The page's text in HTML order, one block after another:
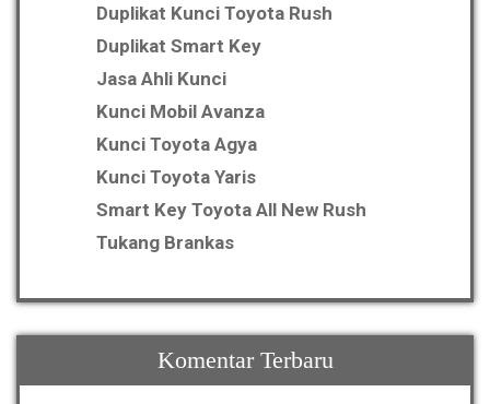
Duplikat Kunci Toyota Rush
Duplikat Smart Key
Jasa Ahli Kunci
Kunci Mobil Avanza
Kunci Toyota Agya
Kunci Toyota Yaris
Smart Key Toyota All New Rush
Tukang Brankas
Komentar Terbaru